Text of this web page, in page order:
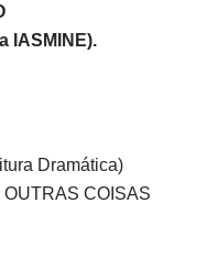
IASMINE).
Dramática)
COISAS